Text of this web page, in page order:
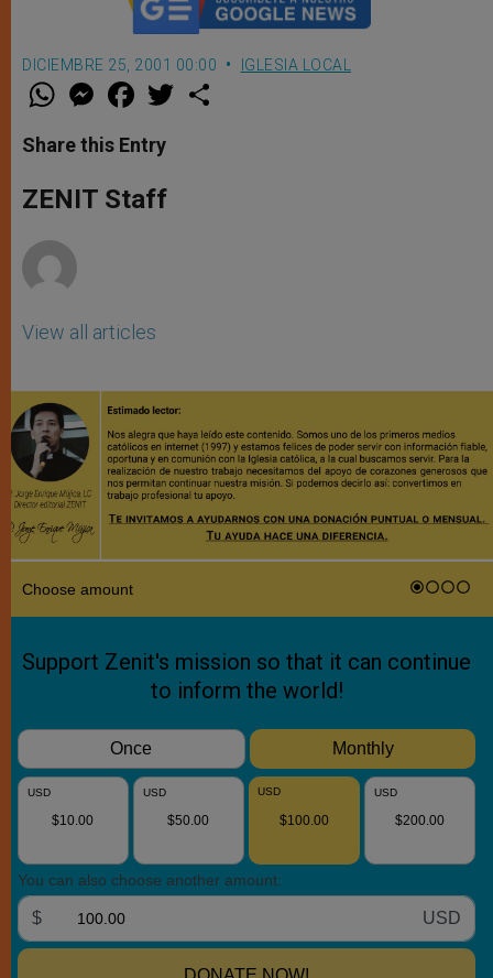
DICIEMBRE 25, 2001 00:00 IGLESIA LOCAL
W
t
s
p
p
M
e
s
e
g
e
F
a
e
b
o
k
w
Share this Entry
ZENIT Staff
View all articles